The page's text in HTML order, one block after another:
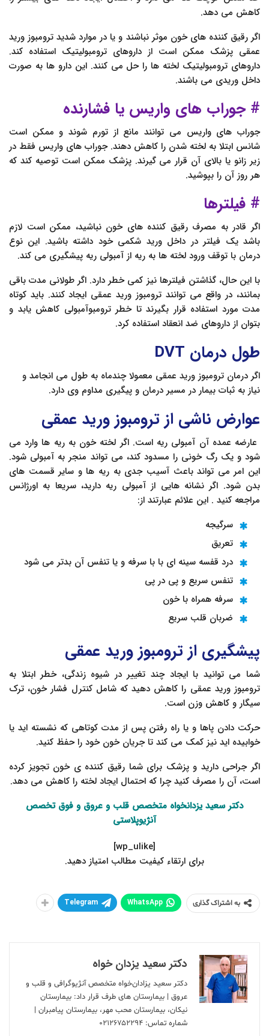
کاهش می دهد.
اگر رقیق کننده های خون موثر نباشند و یا در موارد شدید ترومبوز ورید
عمقی پزشک ممکن است از داروهای ترومبولیتیک استفاده کند.
داروهای ترومبولیتیک لخته ها را حل می کنند. این دارو ها به صورت
داخل وریدی می باشند.
# جوراب های واریس یا فشارنده
جوراب های واریس می توانند مانع از تورم شوند و ممکن است
شانس ابتلا به لخته شدن را کاهش دهند. جوراب های واریس فقط در
زیر زانو یا بالاى آن قرار می گیرند. پزشک ممکن است توصیه کند که
هر روز آن را بپوشید.
# فیلترها
اگر قادر به مصرف رقیق کننده های خون نباشید، ممکن است لازم
باشد یک فیلتر در داخل ورید شکمی خود داشته باشید. این نوع
درمان با توقف ورود لخته ها به ریه از آمبولی ریه پیشگیری می کند.
با این حال، گذاشتن فیلترها نیز کمی خطر دارد. اگر طولانی مدت باقی
بمانند، در واقع می توانند ترومبوز ورید عمقی ایجاد کنند. باید کوتاه
مدت مورد استفاده قرار بگیرند تا خطر ترومبوآمبولی کاهش یابد و
بتوان از داروهای ضد انعقاد استفاده کرد.
طول درمان DVT
اگر درمان ترومبوز ورید عمقی معمولا چندماه به طول می انجامد و
نیاز به ثبات بیمار در مسیر درمان و پیگیری مداوم وی دارد.
عوارض ناشی از ترومبوز ورید عمقی
عارضه عمده آن آمبولی ریه است. اگر لخته خون به ریه ها وارد می
شود و یک رگ خونی را مسدود کند، می تواند منجر به آمبولی شود.
این امر می تواند باعث آسیب جدی به ریه ها و سایر قسمت های
بدن شود. اگر نشانه هایی از آمبولی ریه دارید، سریعا به اورژانس
مراجعه کنید . این علائم عبارتند از:
سرگیجه
تعریق
درد قفسه سینه ای با با سرفه و یا تنفس آن بدتر می شود
تنفس سریع و پی در پی
سرفه همراه با خون
ضربان قلب سریع
پیشگیری از ترومبوز ورید عمقی
شما می توانید با ایجاد چند تغییر در شیوه زندگی، خطر ابتلا به
ترومبوز ورید عمقی را کاهش دهید که شامل کنترل فشار خون، ترک
سیگار و کاهش وزن است.
حرکت دادن پاها و یا راه رفتن پس از مدت کوتاهی که نشسته اید یا
خوابیده اید نیز کمک می کند تا جریان خون خود را حفظ کنید.
اگر جراحی دارید و پزشک برای شما رقیق کننده ی خون تجویز کرده
است، آن را مصرف کنید چرا که احتمال ایجاد لخته را کاهش می دهد.
دکتر سعید یزدانخواه متخصص قلب و عروق و فوق تخصص
آنژیوپلاستی
[wp_ulike]
.برای ارتقاء کیفیت مطالب امتیاز دهید
به اشتراک گذاری WhatsApp
Telegram
دکتر سعید یزدان خواه
دکتر سعید یزادان‌خواه متخصص آنژیوگرافی و قلب و
عروق | بیمارستان های طرف قرار داد: بیمارستان
نیکان، بیمارستان محب مهر، بیمارستان پیامبران |
شماره تماس: ۰۲۱۲۶۷۵۲۲۹۴